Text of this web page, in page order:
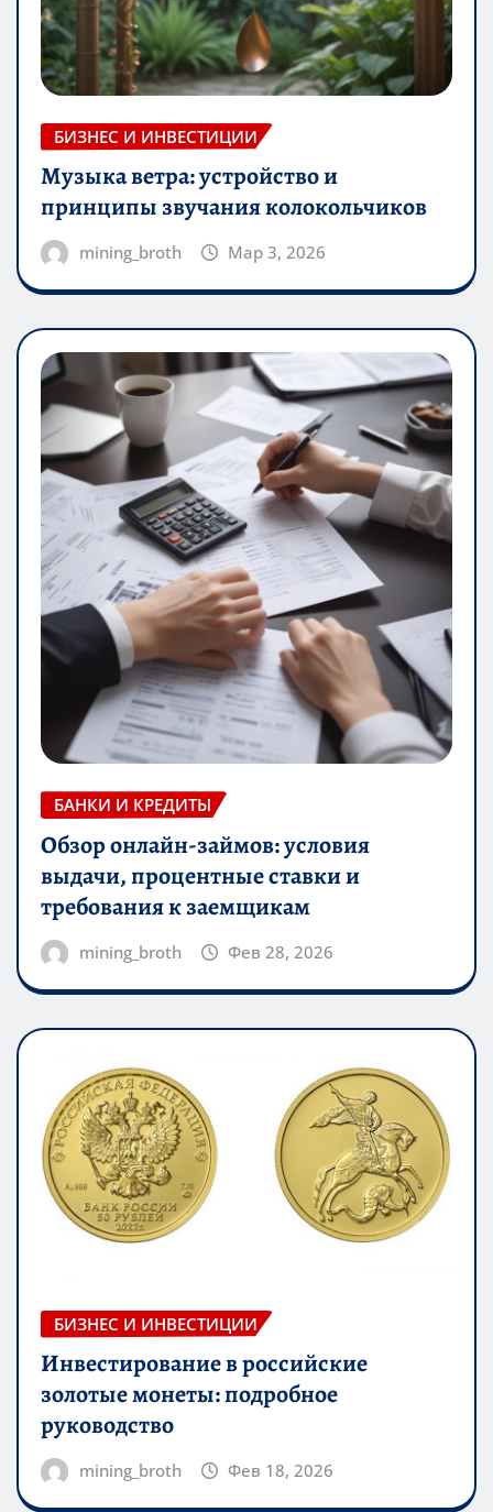
БИЗНЕС И ИНВЕСТИЦИИ
Музыка ветра: устройство и
принципы звучания колокольчиков
mining_broth Мар 3, 2026
БАНКИ И КРЕДИТЫ
Обзор онлайн-займов: условия
выдачи, процентные ставки и
требования к заемщикам
mining_broth Фев 28, 2026
БИЗНЕС И ИНВЕСТИЦИИ
Инвестирование в российские
золотые монеты: подробное
руководство
mining_broth Фев 18, 2026